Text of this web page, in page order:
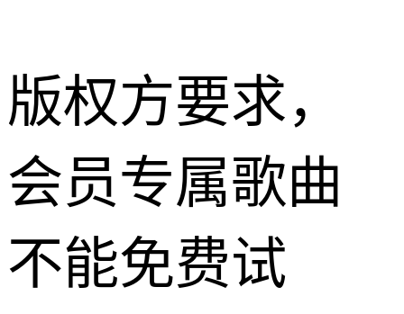
版权方要求，
会员专属歌曲
不能免费试